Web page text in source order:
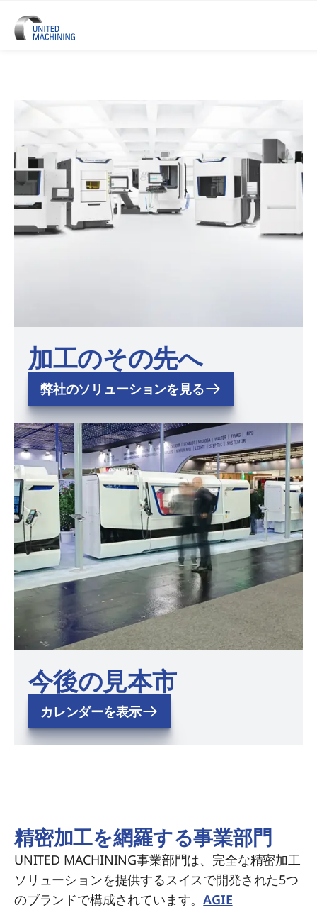
UNITED MACHINING – 6つ
加工のその先へ
弊社のソリューションを見る
今後の見本市
カレンダーを表示
精密加工を網羅する事業部門
UNITED MACHINING事業部門は、完全な精密加工
ソリューションを提供するスイスで開発された5つ
のブランドで構成されています。AGIE